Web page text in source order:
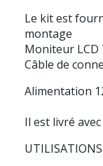
Le kit est
montage
Moniteur LCD
Câble de
Alimentation
Il est livré
UTILISATIONS